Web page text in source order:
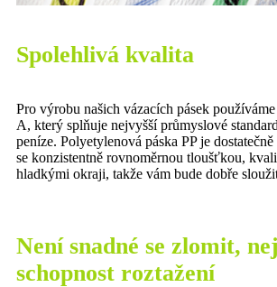
Spolehlivá kvalita
Pro výrobu našich vázacích pásek
A, který splňuje nejvyšší průmyslové
peníze. Polyetylenová páska PP je
se konzistentně rovnoměrnou tloušťkou,
hladkými okraji, takže vám bude dobře
Není snadné se zlomit,
schopnost roztažení